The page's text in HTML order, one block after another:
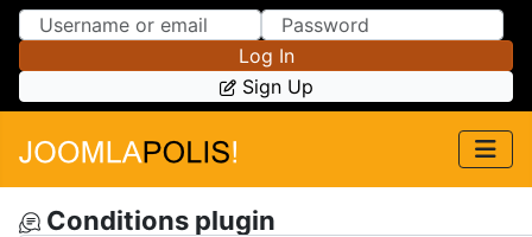
Skip to Content
Skip to Menu
Log In
Sign Up
Conditions plugin